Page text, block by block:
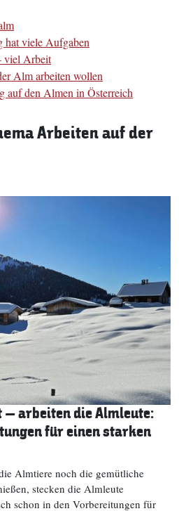
hat viele Aufgaben
viel Arbeit
Alm arbeiten wollen
auf den Almen in Österreich
Arbeiten auf der
– arbeiten die Almleute:
für einen starken
Almtiere noch die gemütliche
stecken die Almleute
schon in den Vorbereitungen für